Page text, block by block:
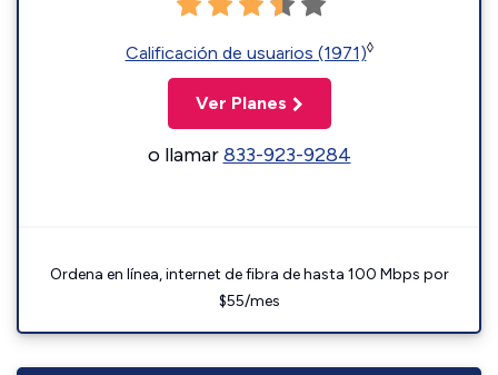
Calificación de usuarios (1971)◊
Ver Planes
o llamar833-923-9284
Ordena en línea, internet de fibra de hasta 100 Mbps por
$55/mes